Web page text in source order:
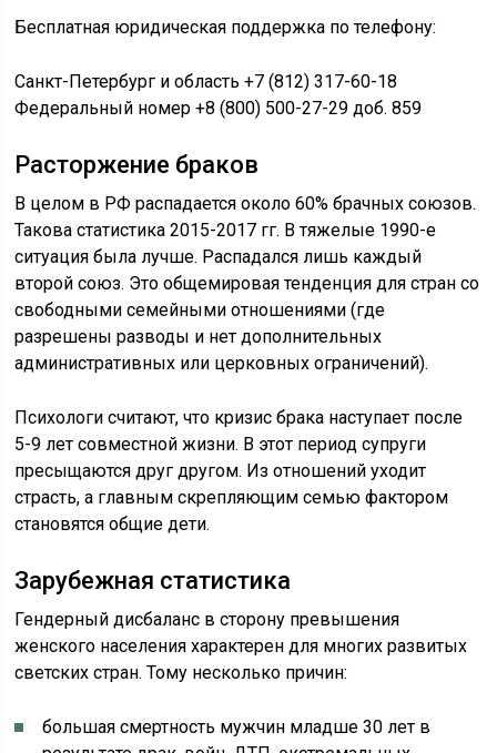
Бесплатная юридическая поддержка по телефону:
Санкт-Петербург и область +7 (812) 317-60-18
Федеральный номер +8 (800) 500-27-29 доб. 859
Расторжение браков
В целом в РФ распадается около 60% брачных союзов.
Такова статистика 2015-2017 гг. В тяжелые 1990-е
ситуация была лучше. Распадался лишь каждый
второй союз. Это общемировая тенденция для стран со
свободными семейными отношениями (где
разрешены разводы и нет дополнительных
административных или церковных ограничений).
Психологи считают, что кризис брака наступает после
5-9 лет совместной жизни. В этот период супруги
пресыщаются друг другом. Из отношений уходит
страсть, а главным скрепляющим семью фактором
становятся общие дети.
Зарубежная статистика
Гендерный дисбаланс в сторону превышения
женского населения характерен для многих развитых
светских стран. Тому несколько причин:
большая смертность мужчин младше 30 лет в